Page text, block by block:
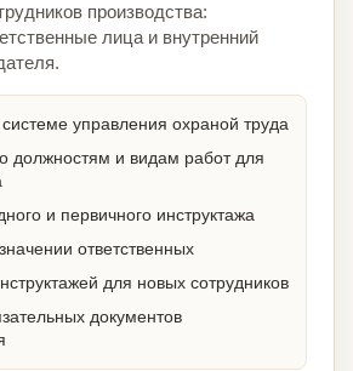
производства:
лица и внутренний
управления охраной труда
должностям и видам работ для
и первичного инструктажа
ответственных
для новых сотрудников
документов